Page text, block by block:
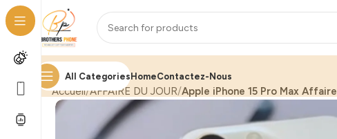
All CategoriesHomeContactez-Nous
Accueil AFFAIRE DU JOUR Apple iPhone 15 Pro Max Affaire